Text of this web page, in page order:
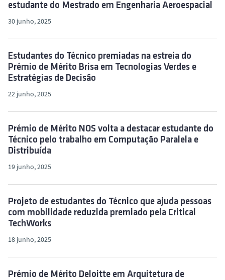
estudante do Mestrado em Engenharia Aeroespacial
30 junho, 2025
Estudantes do Técnico premiadas na estreia do
Prémio de Mérito Brisa em Tecnologias Verdes e
Estratégias de Decisão
22 junho, 2025
Prémio de Mérito NOS volta a destacar estudante do
Técnico pelo trabalho em Computação Paralela e
Distribuída
19 junho, 2025
Projeto de estudantes do Técnico que ajuda pessoas
com mobilidade reduzida premiado pela Critical
TechWorks
18 junho, 2025
Prémio de Mérito Deloitte em Arquitetura de